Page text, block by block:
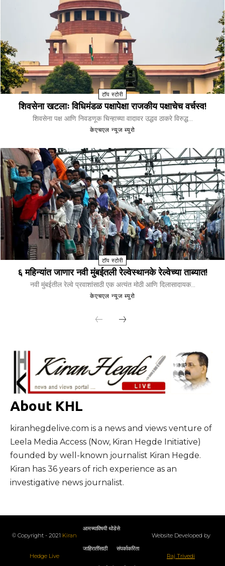
टॉप स्टोरी
शिवसेना खटलाः विधिमंडळ पक्षापेक्षा राजकीय पक्षाचेच वर्चस्व!
शिवसेना पक्ष आणि निवडणूक चिन्हाच्या वादावर उद्धव ठाकरे विरुद्ध...
केएचएल न्यूज ब्युरो
टॉप स्टोरी
६ महिन्यांत जाणार नवी मुंबईतली रेल्वेस्थानके रेल्वेच्या ताब्यात!
नवी मुंबईतील रेल्वे प्रवाशांसाठी एक अत्यंत मोठी आणि दिलासादायक...
केएचएल न्यूज ब्युरो
About KHL
kiranhegdelive.com is a news and views venture of
Leela Media Access (Now, Kiran Hegde Initiative)
founded by well-known journalist Kiran Hegde.
Kiran has 36 years of rich experience as an
investigative news journalist.
© Copyright - 2021 Kiran
Hedge Live
आमच्याविषयी थोडेसे
जाहिरातींसाठी संपर्काकरिता
Website Developed by
Raj Trivedi